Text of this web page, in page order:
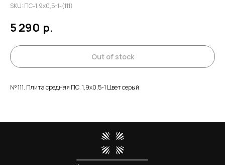
SKU: ПС-1,9х0,5-1-(111)
5 290 р.
Out of stock
№ 111. Плита средняя ПС. 1,9х0,5-1 Цвет серый